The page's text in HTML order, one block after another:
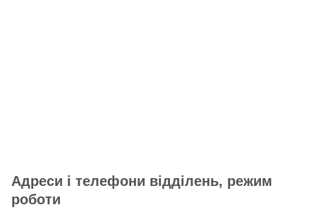
Адреси і телефони відділень, режим
роботи